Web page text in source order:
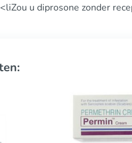
<liZou u diprosone zonder